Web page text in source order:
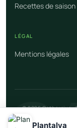
Recettes de saison
LÉGAL
Mentions légales
© 2026 Catharsius :
Plantalya